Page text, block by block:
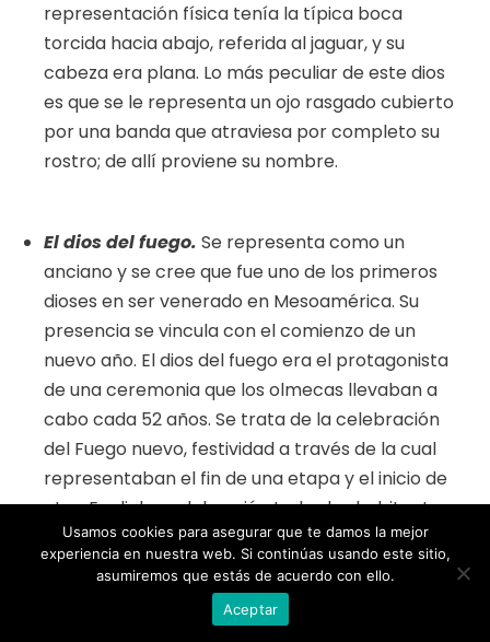
representación física tenía la típica boca
torcida hacia abajo, referida al jaguar, y su
cabeza era plana. Lo más peculiar de este dios
es que se le representa un ojo rasgado cubierto
por una banda que atraviesa por completo su
rostro; de allí proviene su nombre.
El dios del fuego. Se representa como un
anciano y se cree que fue uno de los primeros
dioses en ser venerado en Mesoamérica. Su
presencia se vincula con el comienzo de un
nuevo año. El dios del fuego era el protagonista
de una ceremonia que los olmecas llevaban a
cabo cada 52 años. Se trata de la celebración
del Fuego nuevo, festividad a través de la cual
representaban el fin de una etapa y el inicio de
otra. En dicha celebración todos los habitantes
de la comunidad se deshacían de sus vestidos y
demás atuendos, y de sus utensilios domésticos.
Estos utensilios eran destruidos, lo que generaba
grandes acumulaciones de barro roto dentro de
Usamos cookies para asegurar que te damos la mejor
experiencia en nuestra web. Si continúas usando este sitio,
asumiremos que estás de acuerdo con ello.
Aceptar